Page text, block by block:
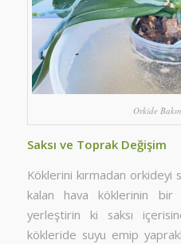
Orkide
Saksı ve Toprak Değişim
Köklerini kırmadan orkideyi
kalan hava köklerinin bir
yerleştirin ki saksı
kökleride suyu emip